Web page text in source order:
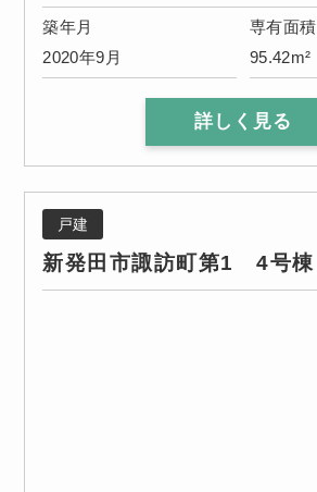
築年月
2020年9月
専有面積
95.42m²
詳しく見る
戸建
新発田市諏訪町第1 4号棟